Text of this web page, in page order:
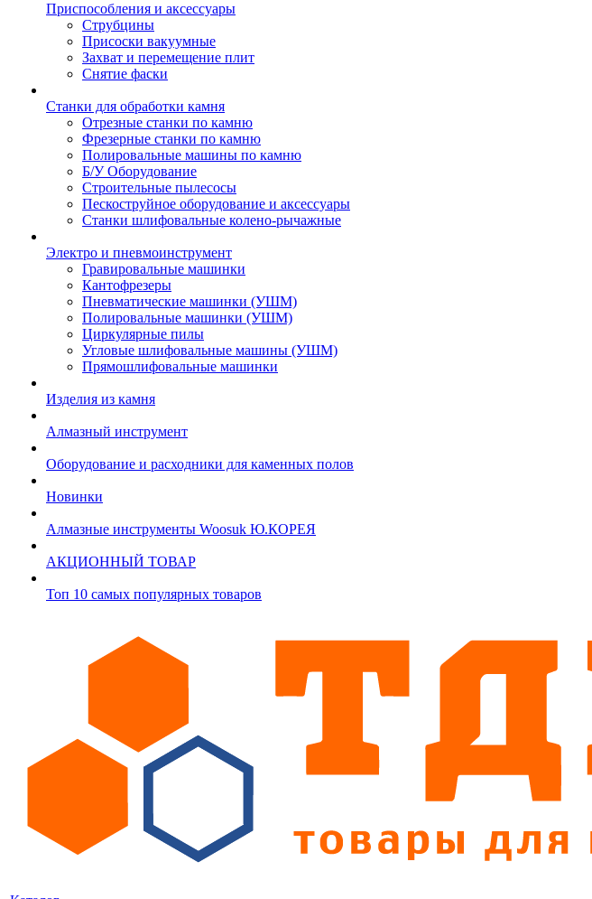
Приспособления и аксессуары
Струбцины
Присоски вакуумные
Захват и перемещение плит
Снятие фаски
Станки для обработки камня
Отрезные станки по камню
Фрезерные станки по камню
Полировальные машины по камню
Б/У Оборудование
Строительные пылесосы
Пескоструйное оборудование и аксессуары
Станки шлифовальные колено-рычажные
Электро и пневмоинструмент
Гравировальные машинки
Кантофрезеры
Пневматические машинки (УШМ)
Полировальные машинки (УШМ)
Циркулярные пилы
Угловые шлифовальные машины (УШМ)
Прямошлифовальные машинки
Изделия из камня
Алмазный инструмент
Оборудование и расходники для каменных полов
Новинки
Алмазные инструменты Woosuk Ю.КОРЕЯ
АКЦИОННЫЙ ТОВАР
Топ 10 самых популярных товаров